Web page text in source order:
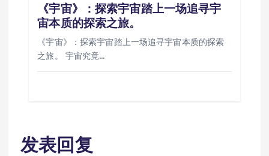
《宇宙》：探索宇宙踏上一场追寻宇
宙本质的探索之旅。
《宇宙》：探索宇宙踏上一场追寻宇宙本质的探索
之旅。 宇宙究竟…
发表回复